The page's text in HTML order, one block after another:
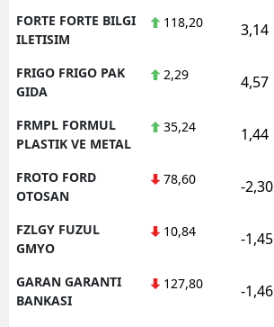
FORTE FORTE BILGI
ILETISIM
118,20 3,14
FRIGO FRIGO PAK
GIDA
2,29 4,57
FRMPL FORMUL
PLASTIK VE METAL
35,24 1,44
FROTO FORD
OTOSAN
78,60 -2,30
FZLGY FUZUL
GMYO
10,84 -1,45
GARAN GARANTI
BANKASI
127,80 -1,46